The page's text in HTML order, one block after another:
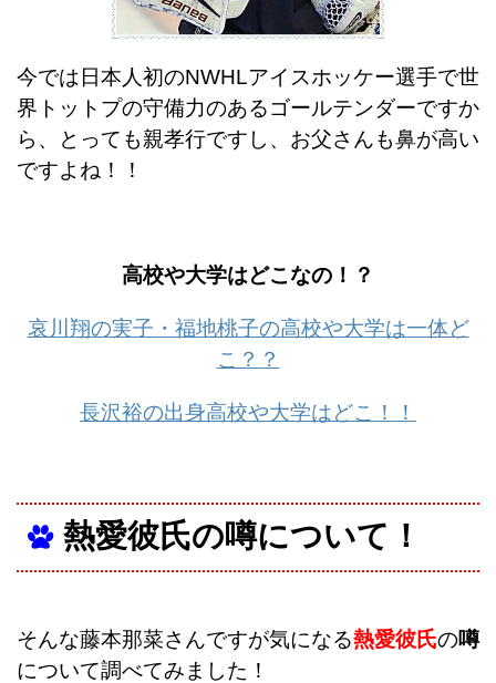
今では日本人初のNWHLアイスホッケー選手で世
界トットプの守備力のあるゴールテンダーですか
ら、とっても親孝行ですし、 お父さんも鼻が高い
ですよね！！
高校や大学はどこなの！？
哀川翔の実子・福地桃子の高校や大学は一体ど
こ？？
長沢裕の出身高校や大学はどこ！！
熱愛彼氏の噂について！
そんな藤本那菜さんですが気になる熱愛彼氏の噂
について調べてみました！